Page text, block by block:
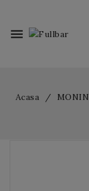
menu
Acasa MONIN